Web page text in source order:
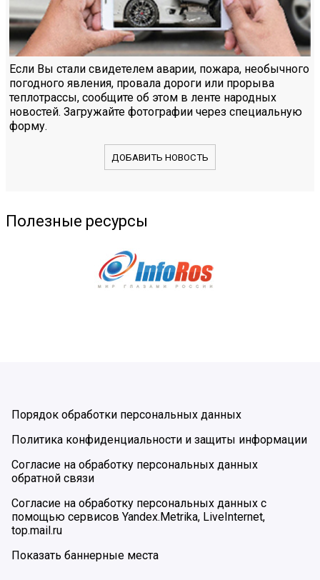
Если Вы стали свидетелем аварии, пожара, необычного
погодного явления, провала дороги или прорыва
теплотрассы, сообщите об этом в ленте народных
новостей. Загружайте фотографии через специальную
форму.
ДОБАВИТЬ НОВОСТЬ
Полезные ресурсы
Порядок обработки персональных данных
Политика конфиденциальности и защиты информации
Согласие на обработку персональных данных
обратной связи
Согласие на обработку персональных данных с
помощью сервисов Yandex.Metrika, LiveInternet,
top.mail.ru
Показать баннерные места